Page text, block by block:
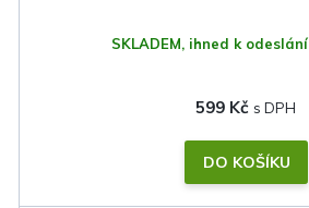
SKLADEM, ihned k odeslání
599 Kč
DO KOŠÍKU